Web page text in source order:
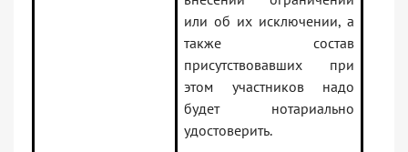
или об их исключении, а
также состав
присутствовавших при
этом участников надо
будет нотариально
удостоверить.